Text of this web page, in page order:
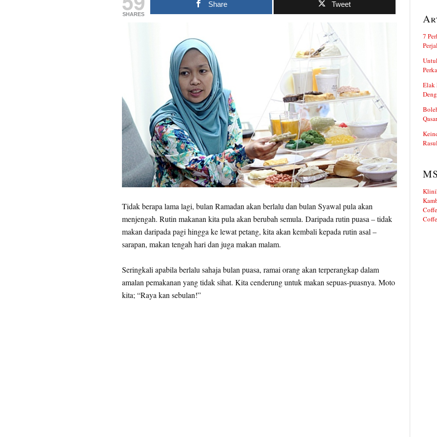
SHARES
Share Tweet
Tidak berapa lama lagi, bulan Ramadan akan berlalu dan bulan Syawal pula akan
menjengah. Rutin makanan kita pula akan berubah semula. Daripada rutin puasa – tidak
makan daripada pagi hingga ke lewat petang, kita akan kembali kepada rutin asal –
sarapan, makan tengah hari dan juga makan malam.
Seringkali apabila berlalu sahaja bulan puasa, ramai orang akan terperangkap dalam
amalan pemakanan yang tidak sihat. Kita cenderung untuk makan sepuas-puasnya. Moto
kita; “Raya kan sebulan!”
7
Elak